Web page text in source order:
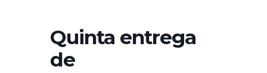
Quinta entrega
de